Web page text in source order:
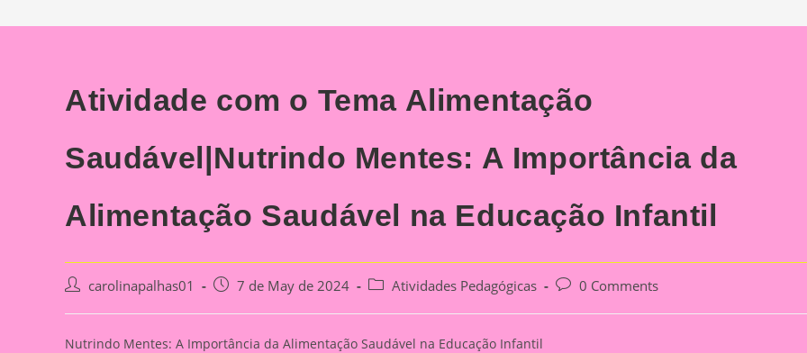
Atividade com o Tema Alimentação
Saudável|Nutrindo Mentes: A Importância da
Alimentação Saudável na Educação Infantil
Post carolinapalhas01
Post7 de May de 2024
PostAtividades Pedagógicas
Post0 Comments
Nutrindo Mentes: A Importância da Alimentação Saudável na Educação Infantil